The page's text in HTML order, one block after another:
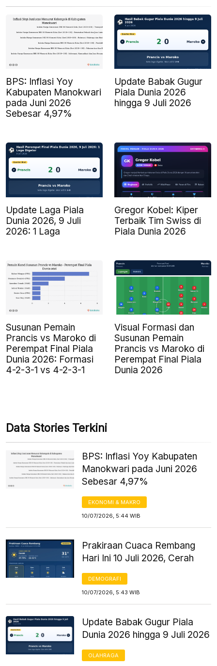
BPS: Inflasi Yoy
Kabupaten Manokwari
pada Juni 2026
Sebesar 4,97%
Update Babak Gugur
Piala Dunia 2026
hingga 9 Juli 2026
Update Laga Piala
Dunia 2026, 9 Juli
2026: 1 Laga
Gregor Kobel: Kiper
Terbaik Tim Swiss di
Piala Dunia 2026
Susunan Pemain
Prancis vs Maroko di
Perempat Final Piala
Dunia 2026: Formasi
4-2-3-1 vs 4-2-3-1
Visual Formasi dan
Susunan Pemain
Prancis vs Maroko di
Perempat Final Piala
Dunia 2026
Data Stories Terkini
BPS: Inflasi Yoy Kabupaten
Manokwari pada Juni 2026
Sebesar 4,97%
EKONOMI & MAKRO
10/07/2026, 5:44 WIB
Prakiraan Cuaca Rembang
Hari Ini 10 Juli 2026, Cerah
DEMOGRAFI
10/07/2026, 5:43 WIB
Update Babak Gugur Piala
Dunia 2026 hingga 9 Juli 2026
OLAHRAGA